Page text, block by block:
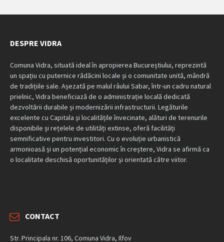
DESPRE VIDRA
Comuna Vidra, situată ideal în apropierea Bucureștiului, reprezintă
un spațiu cu puternice rădăcini locale și o comunitate unită, mândră
de tradițiile sale. Așezată pe malul râului Sabar, într-un cadru natural
prielnic, Vidra beneficiază de o administrație locală dedicată
dezvoltării durabile și modernizării infrastructurii. Legăturile
excelente cu Capitala și localitățile învecinate, alături de terenurile
disponibile și rețelele de utilități extinse, oferă facilități
semnificative pentru investitori. Cu o evoluție urbanistică
armonioasă și un potențial economic în creștere, Vidra se afirmă ca
o localitate deschisă oportunităților și orientată către viitor.
CONTACT
Str. Principala nr. 106, Comuna Vidra, Ilfov